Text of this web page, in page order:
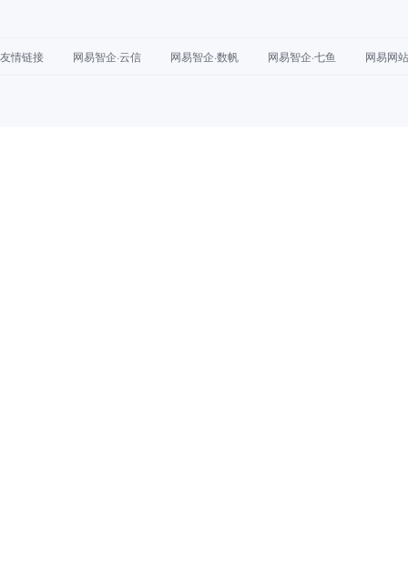
友情链接 网易智企·云信 网易智企·数帆 网易智企·七鱼 网易网